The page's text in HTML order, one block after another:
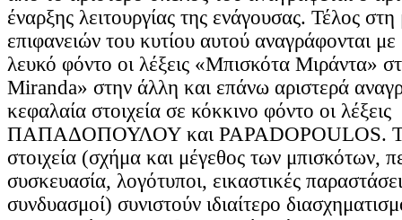
έναρξης λειτουργίας της ενάγουσας. Τέλος
επιφανειών του κυτίου αυτού αναγράφονται με
λευκό φόντο οι λέξεις «Μπισκότα Μιράντα»
Miranda» στην άλλη και επάνω αριστερά
κεφαλαία στοιχεία σε κόκκινο φόντο οι λέξεις
ΠΑΠΑΔΟΠΟΥΛΟΥ και PAPADOPOULOS.
στοιχεία (σχήμα και μέγεθος των μπισκότων,
συσκευασία, λογότυποι, εικαστικές
συνδυασμοί) συνιστούν ιδιαίτερο